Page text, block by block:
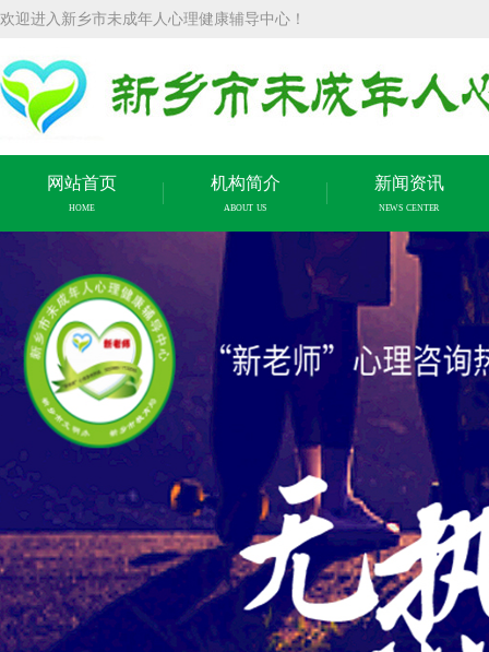
欢迎进入新乡市未成年人心理健康辅导中心！
网站首页
HOME
机构简介
ABOUT US
新闻资讯
NEWS CENTER